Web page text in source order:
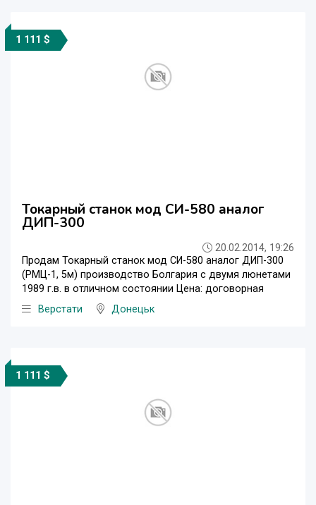
1 111 $
Токарный станок мод СИ-580 аналог
ДИП-300
20.02.2014, 19:26
Продам Токарный станок мод СИ-580 аналог ДИП-300
(РМЦ-1, 5м) производство Болгария с двумя люнетами
1989 г.в. в отличном состоянии Цена: договорная
Верстати
Донецьк
1 111 $